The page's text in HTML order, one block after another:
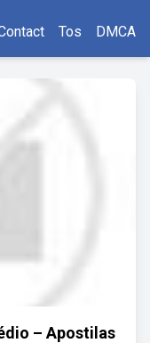
Tos DMCA
– Apostilas